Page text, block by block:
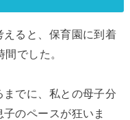
ると、保育園に到着
でした。
までに、私との母子分
のペースが狂いま